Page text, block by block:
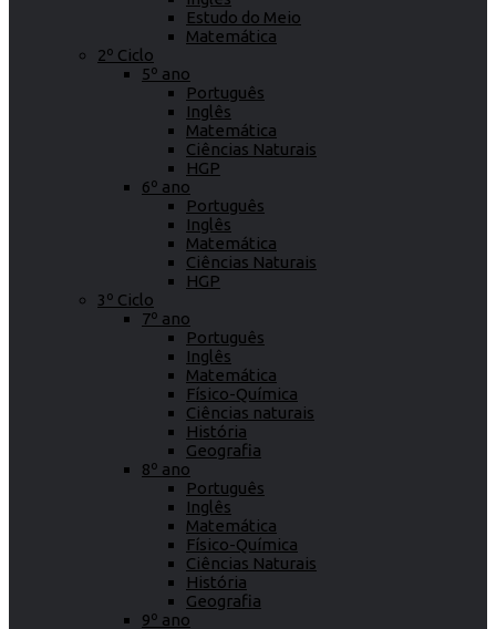
Estudo do Meio
Matemática
2º Ciclo
5º ano
Português
Inglês
Matemática
Ciências Naturais
HGP
6º ano
Português
Inglês
Matemática
Ciências Naturais
HGP
3º Ciclo
7º ano
Português
Inglês
Matemática
Físico-Química
Ciências naturais
História
Geografia
8º ano
Português
Inglês
Matemática
Físico-Química
Ciências Naturais
História
Geografia
9º ano